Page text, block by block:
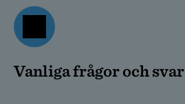
Vanliga frågor och svar